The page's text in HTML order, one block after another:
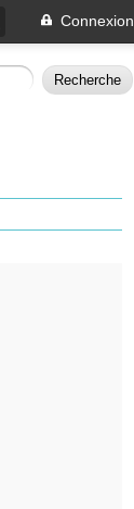
Connexion